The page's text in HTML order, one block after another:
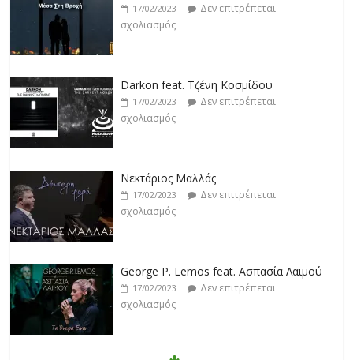
17/02/2023
Δεν επιτρέπεται
σχολιασμός
Darkon feat. Τζένη Κοσμίδου
17/02/2023
Δεν επιτρέπεται
σχολιασμός
Νεκτάριος Μαλλάς
17/02/2023
Δεν επιτρέπεται
σχολιασμός
George P. Lemos feat. Ασπασία Λαιμού
17/02/2023
Δεν επιτρέπεται
σχολιασμός